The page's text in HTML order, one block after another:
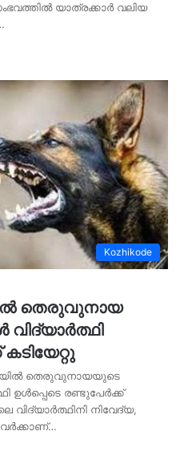
യാത്രക്കാർ വലിയ
Kozhikode
തെരുവുനായ
തെരുവുനായയുടെ
ഉൾപ്പെടെ രണ്ടുപേർക്ക്
വിദ്യാർത്ഥിനി നിവേദ്യ,